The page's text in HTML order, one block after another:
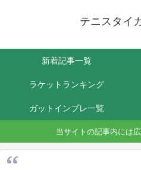
テニスタイ
新着記事一覧
ラケットランキング
ガットインプレ一覧
当サイトの記事内には